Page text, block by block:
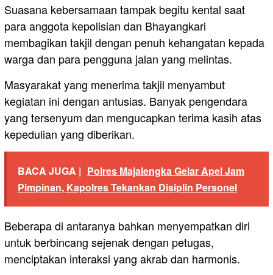
Suasana kebersamaan tampak begitu kental saat
para anggota kepolisian dan Bhayangkari
membagikan takjil dengan penuh kehangatan kepada
warga dan para pengguna jalan yang melintas.
Masyarakat yang menerima takjil menyambut
kegiatan ini dengan antusias. Banyak pengendara
yang tersenyum dan mengucapkan terima kasih atas
kepedulian yang diberikan.
BACA JUGA | Polres Majalengka Gelar Apel Jam
Pimpinan, Kapolres Tekankan Disiplin Personel
Beberapa di antaranya bahkan menyempatkan diri
untuk berbincang sejenak dengan petugas,
menciptakan interaksi yang akrab dan harmonis.